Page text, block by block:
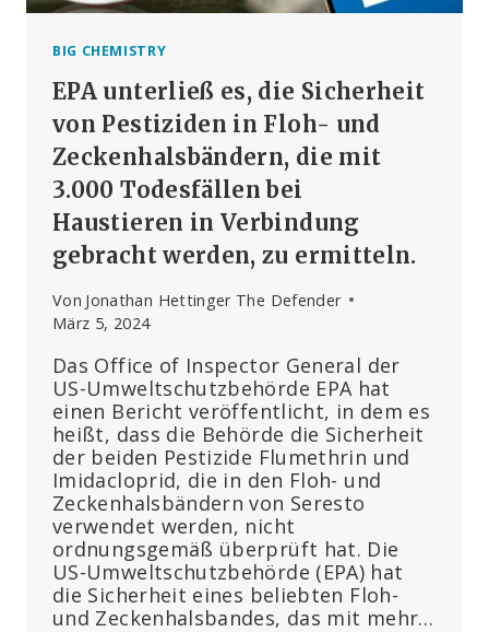
BIG CHEMISTRY
EPA unterließ es, die Sicherheit
von Pestiziden in Floh- und
Zeckenhalsbändern, die mit
3.000 Todesfällen bei
Haustieren in Verbindung
gebracht werden, zu ermitteln.
Von Jonathan Hettinger The Defender
März 5, 2024
Das Office of Inspector General der
US-Umweltschutzbehörde EPA hat
einen Bericht veröffentlicht, in dem es
heißt, dass die Behörde die Sicherheit
der beiden Pestizide Flumethrin und
Imidacloprid, die in den Floh- und
Zeckenhalsbändern von Seresto
verwendet werden, nicht
ordnungsgemäß überprüft hat. Die
US-Umweltschutzbehörde (EPA) hat
die Sicherheit eines beliebten Floh-
und Zeckenhalsbandes, das mit mehr…